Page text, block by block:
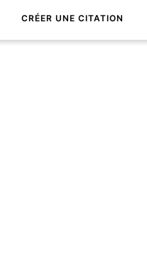
CRÉER UNE CITATION